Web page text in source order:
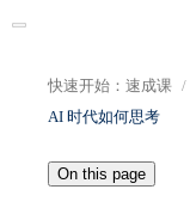
快速开始：速成课
AI 时代如何思考
On this page